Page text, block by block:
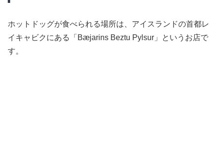
ホットドッグが食べられる場所は、アイスランドの首都レ
イキャビクにある「Bæjarins Beztu Pylsur」というお店で
す。